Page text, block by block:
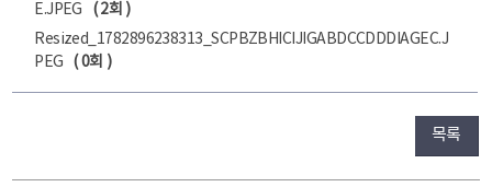
E.JPEG
( 2회 )
Resized_1782896238313_SCPBZBHICIJIGABDCCDDDIAGEC.J
PEG
( 0회 )
목록